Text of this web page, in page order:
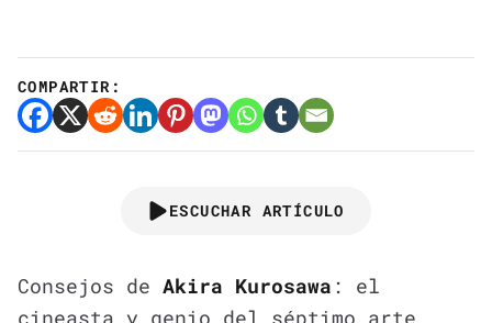
COMPARTIR:
ESCUCHAR ARTÍCULO
Consejos de Akira Kurosawa : el
cineasta y genio del séptimo arte